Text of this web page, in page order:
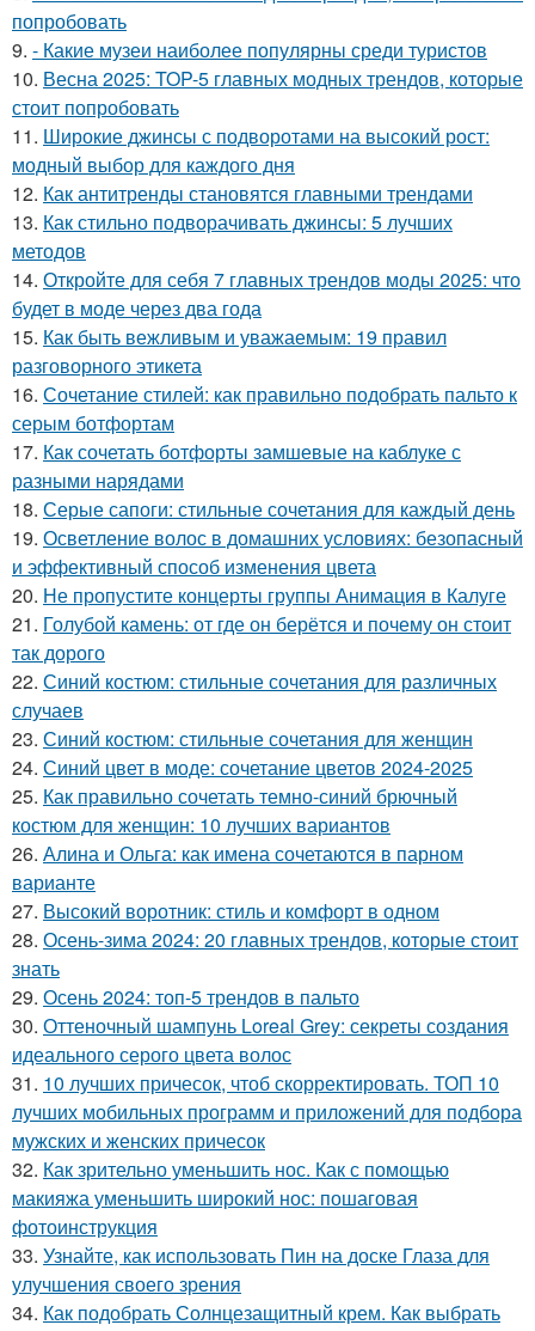
попробовать
9. - Какие музеи наиболее популярны среди туристов
10. Весна 2025: TOP-5 главных модных трендов, которые
стоит попробовать
11. Широкие джинсы с подворотами на высокий рост:
модный выбор для каждого дня
12. Как антитренды становятся главными трендами
13. Как стильно подворачивать джинсы: 5 лучших
методов
14. Откройте для себя 7 главных трендов моды 2025: что
будет в моде через два года
15. Как быть вежливым и уважаемым: 19 правил
разговорного этикета
16. Сочетание стилей: как правильно подобрать пальто к
серым ботфортам
17. Как сочетать ботфорты замшевые на каблуке с
разными нарядами
18. Серые сапоги: стильные сочетания для каждый день
19. Осветление волос в домашних условиях: безопасный
и эффективный способ изменения цвета
20. Не пропустите концерты группы Анимация в Калуге
21. Голубой камень: от где он берётся и почему он стоит
так дорого
22. Синий костюм: стильные сочетания для различных
случаев
23. Синий костюм: стильные сочетания для женщин
24. Синий цвет в моде: сочетание цветов 2024-2025
25. Как правильно сочетать темно-синий брючный
костюм для женщин: 10 лучших вариантов
26. Алина и Ольга: как имена сочетаются в парном
варианте
27. Высокий воротник: стиль и комфорт в одном
28. Осень-зима 2024: 20 главных трендов, которые стоит
знать
29. Осень 2024: топ-5 трендов в пальто
30. Оттеночный шампунь Loreal Grey: секреты создания
идеального серого цвета волос
31. 10 лучших причесок, чтоб скорректировать. ТОП 10
лучших мобильных программ и приложений для подбора
мужских и женских причесок
32. Как зрительно уменьшить нос. Как с помощью
макияжа уменьшить широкий нос: пошаговая
фотоинструкция
33. Узнайте, как использовать Пин на доске Глаза для
улучшения своего зрения
34. Как подобрать Солнцезащитный крем. Как выбрать